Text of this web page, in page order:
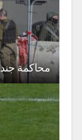
محاكمة